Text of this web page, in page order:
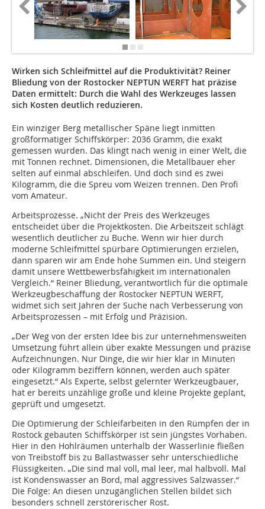
Wirken sich Schleifmittel auf die Produktivität? Reiner
Bliedung von der Rostocker NEPTUN WERFT hat präzise
Daten ermittelt: Durch die Wahl des Werkzeuges lassen
sich Kosten deutlich reduzieren.
Ein winziger Berg metallischer Späne liegt inmitten
großformatiger Schiffskörper: 2036 Gramm, die exakt
gemessen wurden. Das klingt nach wenig in einer Welt, die
mit Tonnen rechnet. Dimensionen, die Metallbauer eher
selten auf einmal abschleifen. Und doch sind es zwei
Kilogramm, die die Spreu vom Weizen trennen. Den Profi
vom Amateur.
Arbeitsprozesse. „Nicht der Preis des Werkzeuges
entscheidet über die Projektkosten. Die Arbeitszeit schlägt
wesentlich deutlicher zu Buche. Wenn wir hier durch
moderne Schleifmittel spürbare Optimierungen erzielen,
dann sparen wir am Ende hohe Summen ein. Und steigern
damit unsere Wettbewerbsfähigkeit im internationalen
Vergleich.“ Reiner Bliedung, verantwortlich für die optimale
Werkzeugbeschaffung der Rostocker NEPTUN WERFT,
widmet sich seit Jahren der Suche nach Verbesserung von
Arbeitsprozessen – mit Erfolg und Präzision.
„Der Weg von der ersten Idee bis zur unternehmensweiten
Umsetzung führt allein über exakte Messungen und präzise
Aufzeichnungen. Nur Dinge, die wir hier klar in Minuten
oder Kilogramm beziffern können, werden auch später
eingesetzt.“ Als Experte, selbst gelernter Werkzeugbauer,
hat er bereits unzählige große und kleine Projekte geplant,
geprüft und umgesetzt.
Die Optimierung der Schleifarbeiten in den Rümpfen der in
Rostock gebauten Schiffskörper ist sein jüngstes Vorhaben.
Hier in den Hohlräumen unterhalb der Wasserlinie fließen
von Treibstoff bis zu Ballastwasser sehr unterschiedliche
Flüssigkeiten. „Die sind mal voll, mal leer, mal halbvoll. Mal
ist Kondenswasser an Bord, mal aggressives Salzwasser.“
Die Folge: An diesen unzugänglichen Stellen bildet sich
besonders schnell zerstörerischer Rost.